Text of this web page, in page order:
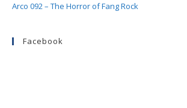
Arco 092 – The Horror of Fang Rock
Facebook